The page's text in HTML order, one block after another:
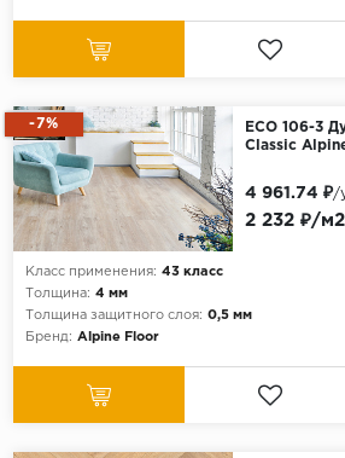
-7%
ECO 106-3
Classic
Класс применения: 43 класс
Толщина: 4 мм
Толщина защитного слоя: 0,5 мм
Бренд: Alpine Floor
2 232 ₽/м2
4 961.74 ₽/